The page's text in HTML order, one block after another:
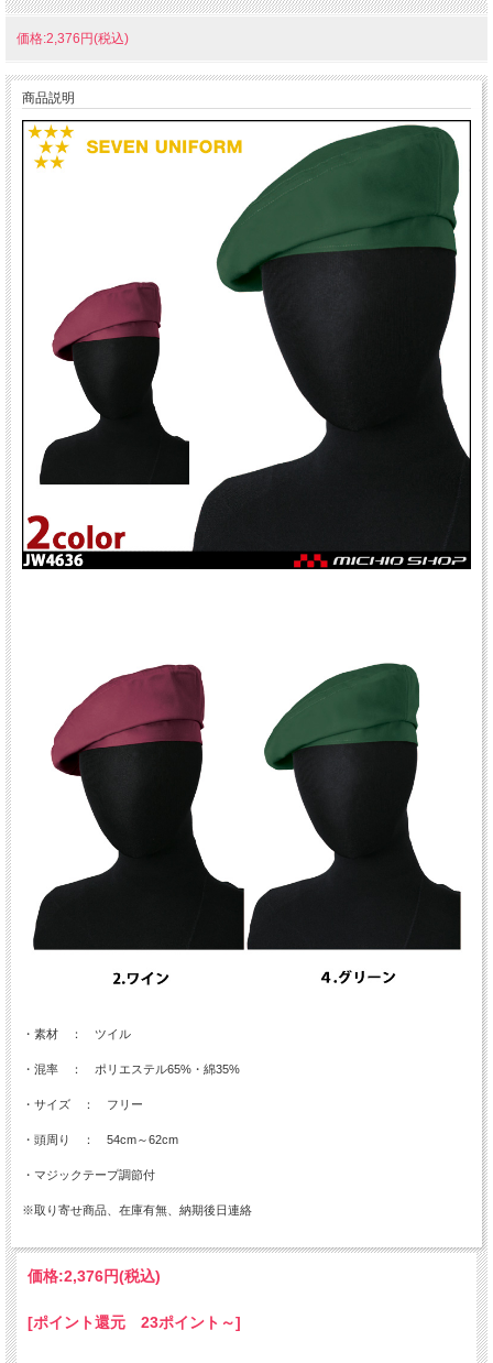
価格:2,376円(税込)
商品説明
・素材 ： ツイル
・混率 ： ポリエステル65%・綿35%
・サイズ ： フリー
・頭周り ： 54cm～62cm
・マジックテープ調節付
※取り寄せ商品、在庫有無、納期後日連絡
価格:2,376円(税込)
[ポイント還元 23ポイント～]